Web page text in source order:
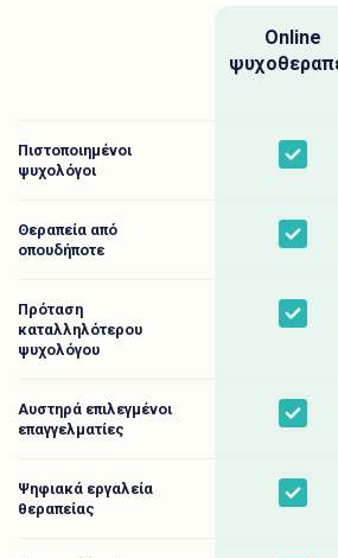
Online
Πιστοποιημένοι
ψυχολόγοι
Yes
Θεραπεία από
οπουδήποτε
Yes
Πρόταση
καταλληλότερου
ψυχολόγου
Yes
Αυστηρά επιλεγμένοι
επαγγελματίες
Yes
Ψηφιακά εργαλεία
θεραπείας
Yes